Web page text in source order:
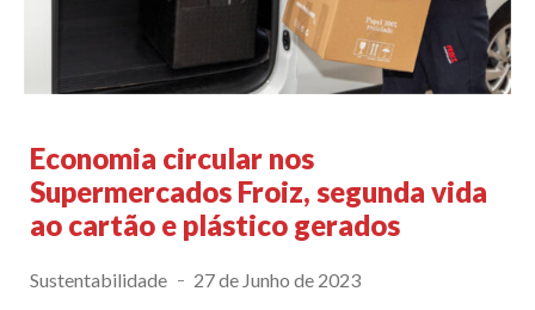
Economia circular nos
Supermercados Froiz, segunda vida
ao cartão e plástico gerados
Sustentabilidade 27 de Junho de 2023